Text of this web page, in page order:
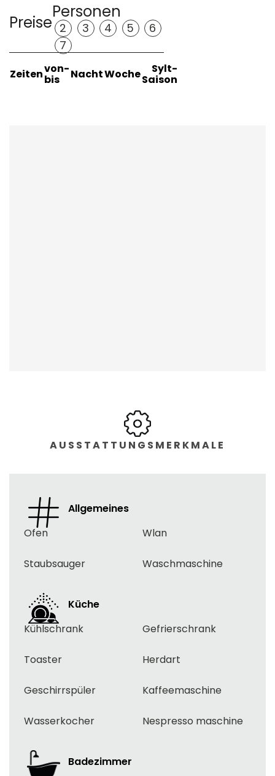
Preise
Personen
2 3 4 5
6
7
Zeitenvon-
bis NachtWoche Sylt-
Saison
AUSSTATTUNGSMERKMALE
Allgemeines
Ofen
Wlan
Staubsauger Waschmaschine
Küche
Kühlschrank
Gefrierschrank
Toaster Herdart
Geschirrspüler Kaffeemaschine
Wasserkocher Nespresso maschine
Badezimmer